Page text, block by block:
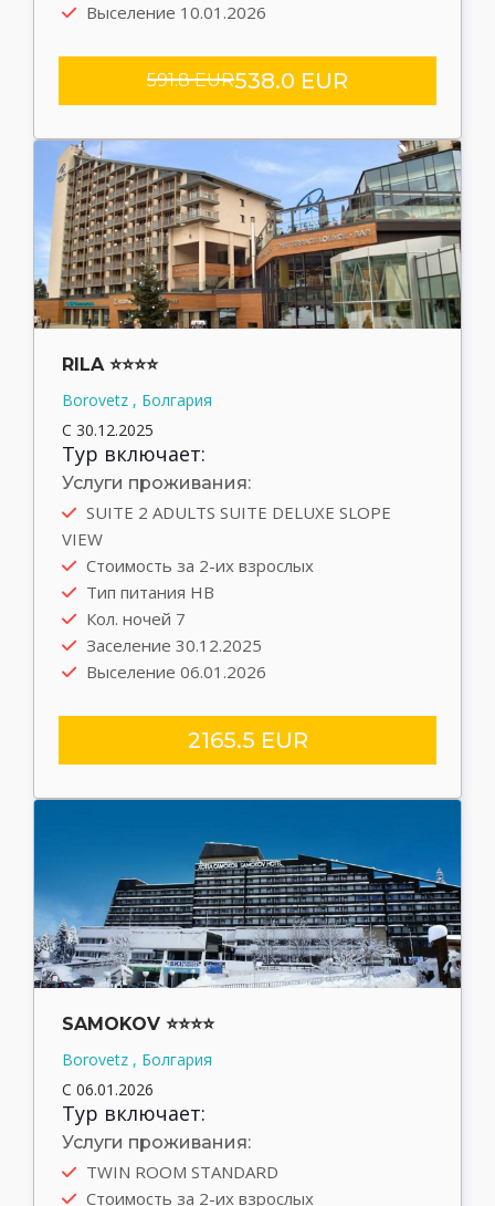
Выселение 10.01.2026
591.8 EUR538.0 EUR
RILA ⭐⭐⭐⭐
Borovetz , Болгария
С 30.12.2025
Тур включает:
Услуги проживания:
SUITE 2 ADULTS SUITE DELUXE SLOPE
VIEW
Стоимость за 2-их взрослых
Тип питания HB
Кол. ночей 7
Заселение 30.12.2025
Выселение 06.01.2026
2165.5 EUR
SAMOKOV ⭐⭐⭐⭐
Borovetz , Болгария
С 06.01.2026
Тур включает:
Услуги проживания:
TWIN ROOM STANDARD
Стоимость за 2-их взрослых